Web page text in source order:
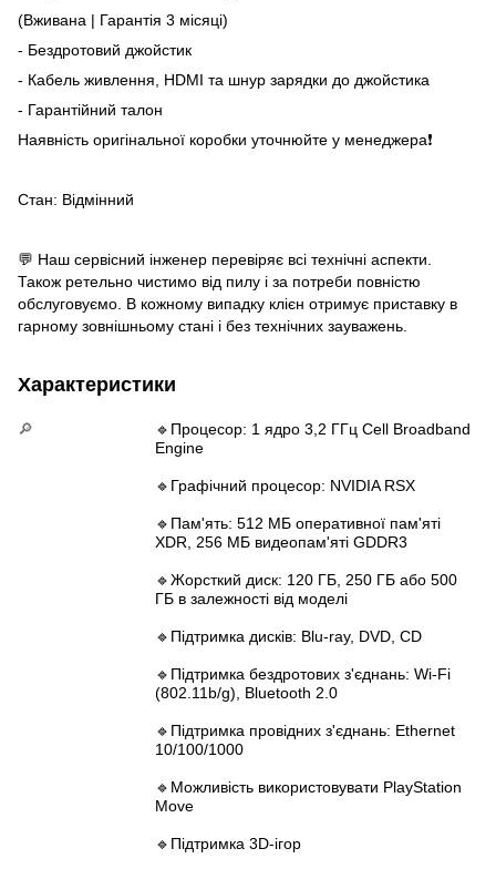
(Вживана | Гарантія 3 місяці)
- Бездротовий джойстик
- Кабель живлення, HDMI та шнур зарядки до джойстика
- Гарантійний талон
Наявність оригінальної коробки уточнюйте у менеджера❗
Стан: Відмінний
💬 Наш сервісний інженер перевіряє всі технічні аспекти.
Також ретельно чистимо від пилу і за потреби повністю
обслуговуємо. В кожному випадку клієн отримує приставку в
гарному зовнішньому стані і без технічних зауважень.
Характеристики
🔎
🔹Процесор: 1 ядро 3,2 ГГц Cell Broadband
Engine
🔹Графічний процесор: NVIDIA RSX
🔹Пам'ять: 512 МБ оперативної пам'яті
XDR, 256 МБ видеопам'яті GDDR3
🔹Жорсткий диск: 120 ГБ, 250 ГБ або 500
ГБ в залежності від моделі
🔹Підтримка дисків: Blu-ray, DVD, CD
🔹Підтримка бездротових з'єднань: Wi-Fi
(802.11b/g), Bluetooth 2.0
🔹Підтримка провідних з'єднань: Ethernet
10/100/1000
🔹Можливість використовувати PlayStation
Move
🔹Підтримка 3D-ігор